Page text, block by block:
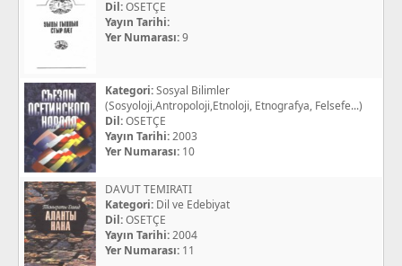
Dil:OSETÇE
Yayın Tarihi:
Yer Numarası:9
Kategori:Sosyal Bilimler
(Sosyoloji,Antropoloji,Etnoloji, Etnografya, Felsefe...)
Dil:OSETÇE
Yayın Tarihi:2003
Yer Numarası: 10
DAVUT TEMIRATI
Kategori: Dil ve Edebiyat
Dil:OSETÇE
Yayın Tarihi:2004
Yer Numarası: 11